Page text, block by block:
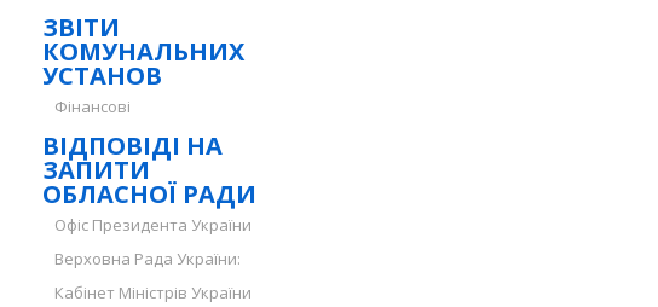
ЗВІТИ
КОМУНАЛЬНИХ
УСТАНОВ
Фінансові
ВІДПОВІДІ НА
ЗАПИТИ
ОБЛАСНОЇ РАДИ
Офіс Президента України
Верховна Рада України:
Кабінет Міністрів України